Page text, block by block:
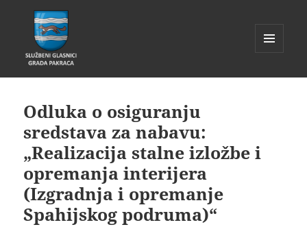
WIDGETI
Odluka o osiguranju
sredstava za nabavu:
„Realizacija stalne izložbe i
opremanja interijera
(Izgradnja i opremanje
Spahijskog podruma)“